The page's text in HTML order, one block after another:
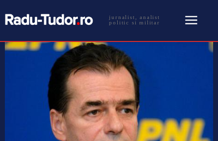
jurnalist, analist
politic si militar